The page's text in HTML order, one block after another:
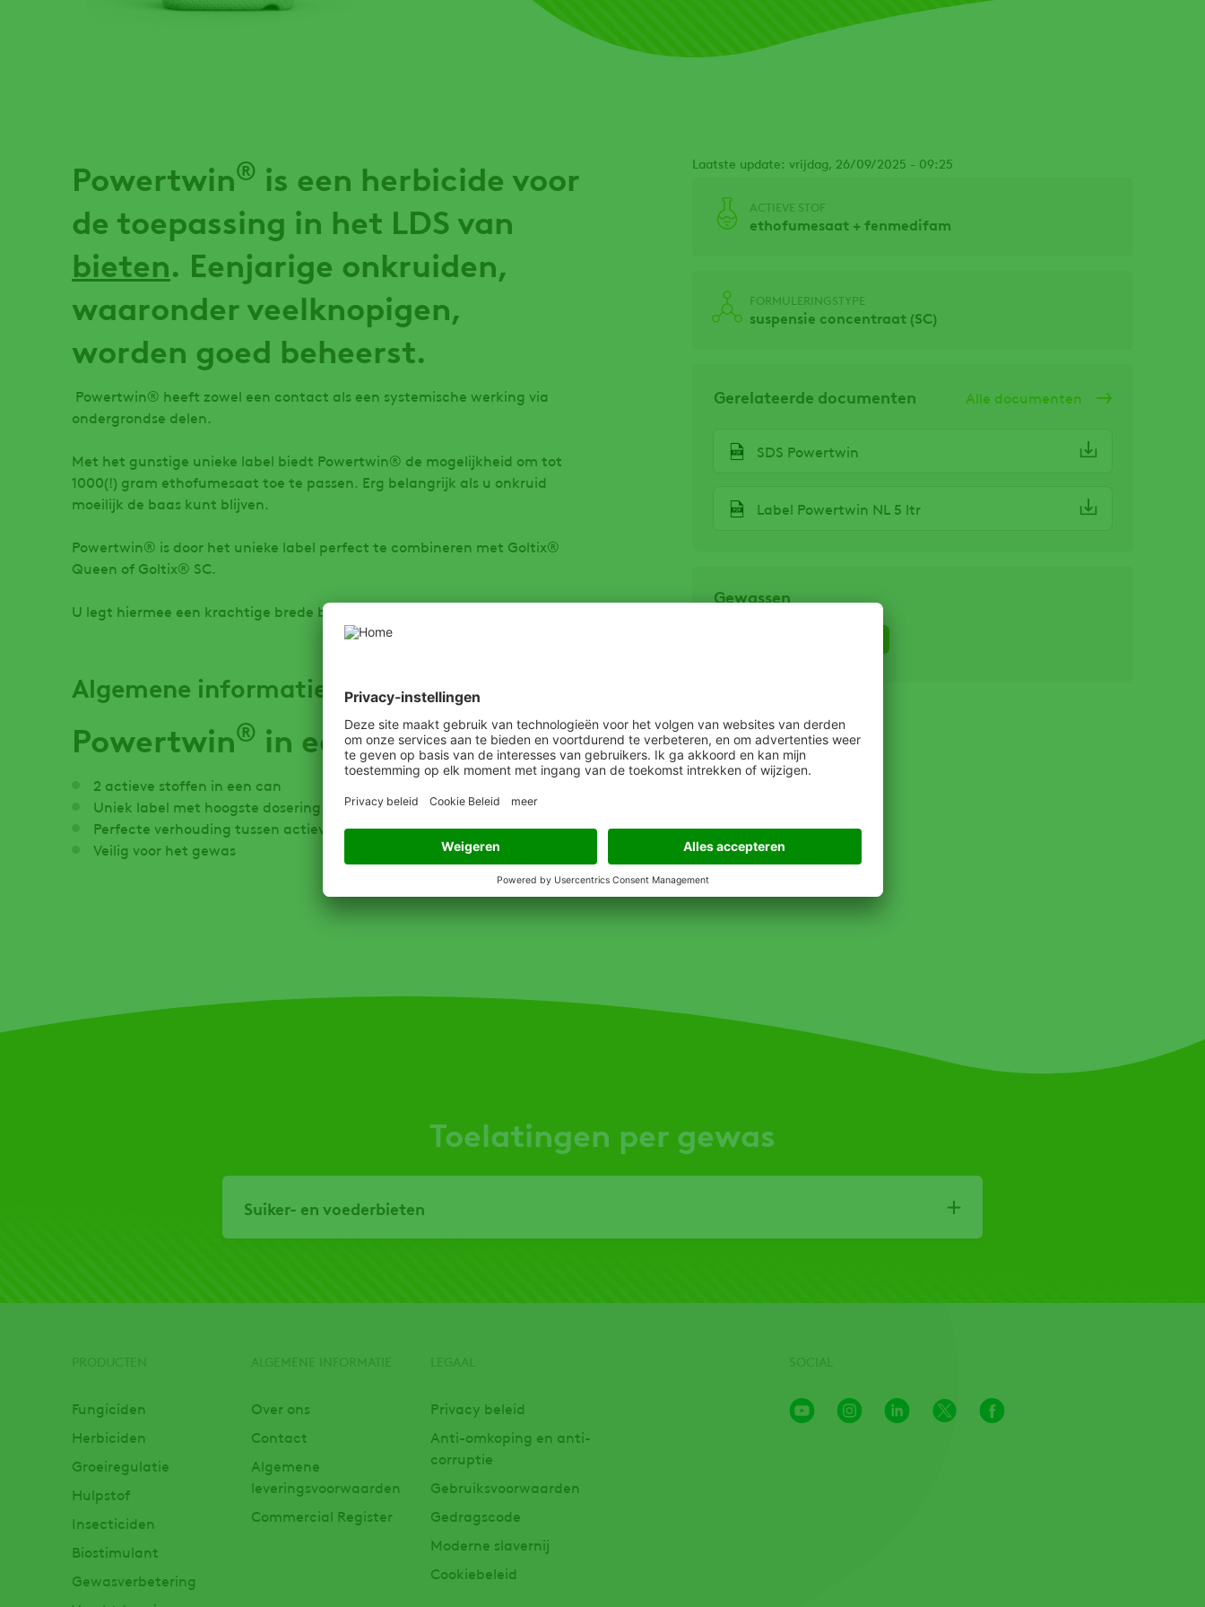
Laatste update: vrijdag, 26/09/2025 - 09:25
Powertwin® is een herbicide voor
de toepassing in het LDS van
bieten. Eenjarige onkruiden,
waaronder veelknopigen,
worden goed beheerst.
Powertwin® heeft zowel een contact als een systemische werking via
ondergrondse delen.
Met het gunstige unieke label biedt Powertwin® de mogelijkheid om tot
1000(!) gram ethofumesaat toe te passen. Erg belangrijk als u onkruid
moeilijk de baas kunt blijven.
Powertwin® is door het unieke label perfect te combineren met Goltix®
Queen of Goltix® SC.
U legt hiermee een krachtige brede basis.
Algemene informatie
Powertwin® in een oogopslag
2 actieve stoffen in een can
Uniek label met hoogste dosering
Perfecte verhouding tussen actieve stoffen
Veilig voor het gewas
ACTIEVE STOF
ethofumesaat + fenmedifam
FORMULERINGSTYPE
suspensie concentraat (SC)
Gerelateerde documenten Alle documenten
SDS Powertwin
Label Powertwin NL 5 ltr
Gewassen
Toelatingen per gewas
Suiker- en voederbieten
Fungiciden
Herbiciden
Groeiregulatie
Hulpstof
Insecticiden
Biostimulant
Gewasverbetering
Over ons
Contact
Algemene
leveringsvoorwaarden
Commercial Register
Privacy beleid
Anti-omkoping en anti-
corruptie
Gebruiksvoorwaarden
Gedragscode
Moderne slavernij
Cookiebeleid
Youtube
Channel
InstagramLinkedInX Facebook